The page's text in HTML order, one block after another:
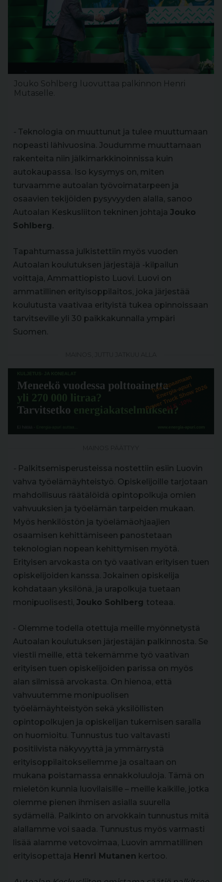
Jouko Sohlberg luovuttaa palkinnon Henri
Mutaselle.
- Teknologia on muuttunut ja tulee muuttumaan
nopeasti lähivuosina. Joudumme muuttamaan
rakenteita niin jälkimarkkinoinnissa kuin
autokaupassa. Iso kysymys on, miten
turvaamme autoalan työvoimatarpeen ja
osaavien tekijöiden pysyvyyden alalla, sanoo
Autoalan Keskusliiton tekninen johtaja Jouko
Sohlberg.
Tapahtumassa julkistettiin myös vuoden
Autoalan koulutuksen järjestäjä -kilpailun
voittaja, Ammattiopisto Luovi. Luovi on
ammatillinen erityisoppilaitos, joka järjestää
koulutusta vaativaa erityistä tukea opinnoissaan
tarvitseville yli 30 paikkakunnalla ympäri
Suomen.
- Palkitsemisperusteissa nostettiin esiin Luovin
vahva työelämäyhteistyö. Opiskelijoille tarjotaan
mahdollisuus räätälöidä opintopolkuja omien
vahvuuksien ja työelämän tarpeiden mukaan.
Myös henkilöstön ja työelämäohjaajien
osaamisen kehittämiseen panostetaan
teknologian nopean kehittymisen myötä.
Erityisen arvokasta on työ vaativan erityisen tuen
opiskelijoiden kanssa. Jokainen opiskelija
kohdataan yksilönä, ja urapolkuja tuetaan
monipuolisesti, Jouko Sohlberg toteaa.
- Olemme todella otettuja meille myönnetystä
Autoalan koulutuksen järjestäjän palkinnosta. Se
viestii meille, että tekemämme työ vaativan
erityisen tuen opiskelijoiden parissa on myös
alan silmissä arvokasta. On hienoa, että
vahvuutemme monipuolisen
työelämäyhteistyön sekä yksilöllisten
opintopolkujen ja opiskelijan tukemisen saralla
on huomioitu. Tunnustus tuo valtavasti
positiivista näkyvyyttä ja ymmärrystä
erityisoppilaitoksellemme ja osaltaan on
mukana poistamassa ennakkoluuloja. Tämä on
mieletön kunnia luovilaisille – meille kaikille, jotka
olemme pienen ihmisen asialla suurella
sydämellä. Palkinto on arvokkain tunnustus mitä
alallamme voi saada. Tunnustus myös varmasti
lisää alamme vetovoimaa, Luovin ammatillinen
erityisopettaja Henri Mutanen kertoo.